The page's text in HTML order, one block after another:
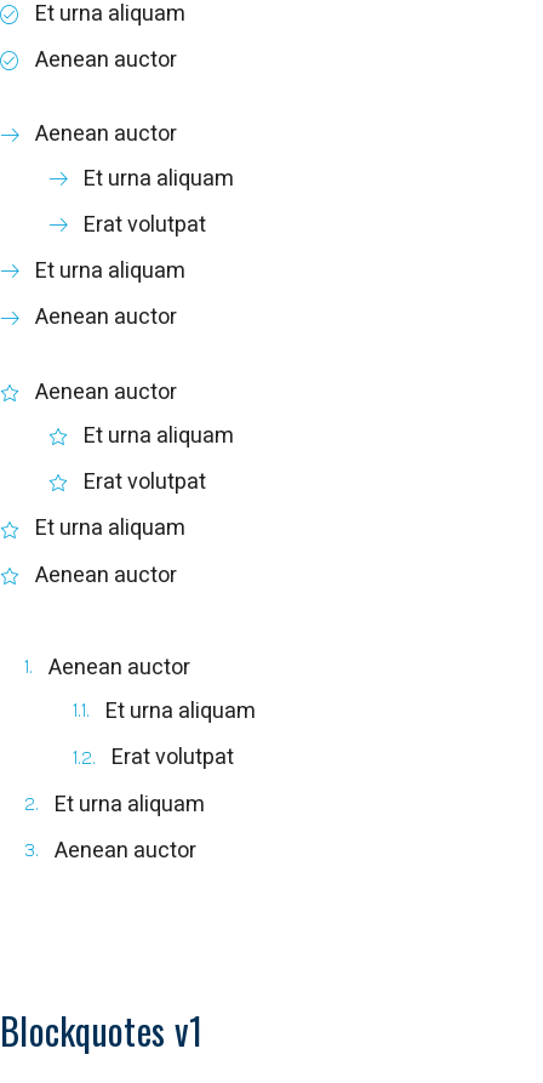
Et urna aliquam
Aenean auctor
Aenean auctor
Et urna aliquam
Erat volutpat
Et urna aliquam
Aenean auctor
Aenean auctor
Et urna aliquam
Erat volutpat
Et urna aliquam
Aenean auctor
Aenean auctor
Et urna aliquam
Erat volutpat
Et urna aliquam
Aenean auctor
Blockquotes v1